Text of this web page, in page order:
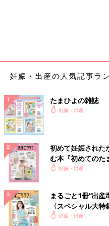
（文・井上裕紀子）
■文中のコメントはすべて、『
２月終了）の投稿からの抜粋で
※この記事は「たまひよ
す。
妊娠・出産の人気記事ラ
たまひよの雑誌
妊娠・出産
初めて妊娠された
む本『初めてのた
妊娠・出産
まるごと1冊“出産
〈スペシャル大
妊娠・出産